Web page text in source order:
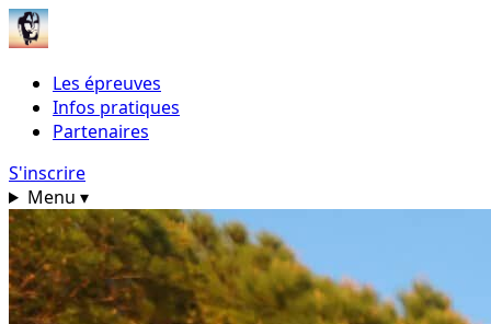
Les épreuves
Infos pratiques
Partenaires
S'inscrire
Menu ▾